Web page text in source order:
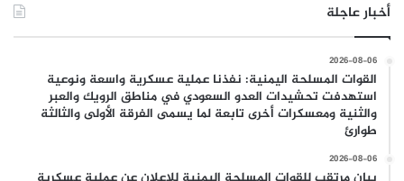
أخبار عاجلة
2026-08-06
القوات المسلحة اليمنية: نفذنا عملية عسكرية واسعة ونوعية
استهدفت تحشيدات العدو السعودي في مناطق الرويك والعبر
والثنية ومعسكرات أخرى تابعة لما يسمى الفرقة الأولى والثالثة
طوارئ
2026-08-06